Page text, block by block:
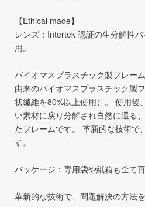
【Ethical made】
レンズ：Intertek 認証の生分解性
用。
バイオマスプラスチック製フレー
由来のバイオマスプラスチック製
状繊維を80%以上使用）。 使用後
い素材に戻り分解され自然に還る
たフレームです。 革新的な技術で
す。
パッケージ：専用袋や紙箱も全て
革新的な技術で、問題解決の方法を